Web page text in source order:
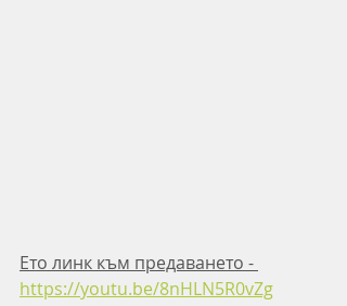
Ето линк към предаването -
https://youtu.be/8nHLN5R0vZg